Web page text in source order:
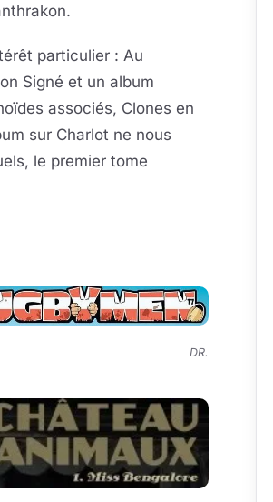
particulier : Au
Signé et un album
associés, Clones en
sur Charlot ne nous
le premier tome
DR.